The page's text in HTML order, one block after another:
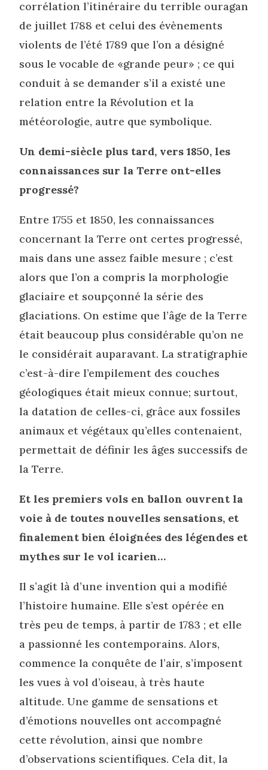
corrélation l’itinéraire du terrible ouragan
de juillet 1788 et celui des évènements
violents de l’été 1789 que l’on a désigné
sous le vocable de «grande peur» ; ce qui
conduit à se demander s’il a existé une
relation entre la Révolution et la
météorologie, autre que symbolique.
Un demi-siècle plus tard, vers 1850, les
connaissances sur la Terre ont-elles
progressé?
Entre 1755 et 1850, les connaissances
concernant la Terre ont certes progressé,
mais dans une assez faible mesure ; c’est
alors que l’on a compris la morphologie
glaciaire et soupçonné la série des
glaciations. On estime que l’âge de la Terre
était beaucoup plus considérable qu’on ne
le considérait auparavant. La stratigraphie
c’est-à-dire l’empilement des couches
géologiques était mieux connue; surtout,
la datation de celles-ci, grâce aux fossiles
animaux et végétaux qu’elles contenaient,
permettait de définir les âges successifs de
la Terre.
Et les premiers vols en ballon ouvrent la
voie à de toutes nouvelles sensations, et
finalement bien éloignées des légendes et
mythes sur le vol icarien…
Il s’agit là d’une invention qui a modifié
l’histoire humaine. Elle s’est opérée en
très peu de temps, à partir de 1783 ; et elle
a passionné les contemporains. Alors,
commence la conquête de l’air, s’imposent
les vues à vol d’oiseau, à très haute
altitude. Une gamme de sensations et
d’émotions nouvelles ont accompagné
cette révolution, ainsi que nombre
d’observations scientifiques. Cela dit, la